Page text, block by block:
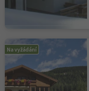
Na vyžádání